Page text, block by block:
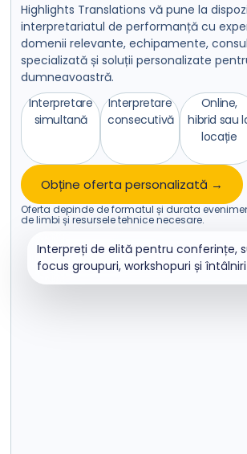
Highlights Translations vă pune la
interpretariatul de performanță cu
domenii relevante, echipamente,
specializată și soluții personalizate
dumneavoastră.
Interpretare
simultană
Interpretare
consecutivă
Online,
hibrid sau
locație
Obține oferta personalizată →
Oferta depinde de formatul și durata
de limbi și resursele tehnice necesare.
Interpreți de elită pentru conferințe,
focus groupuri, workshopuri și